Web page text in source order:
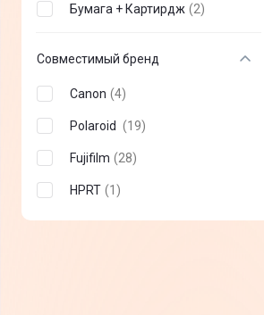
Бумага + Картирдж (2)
Совместимый бренд
Canon (4)
Polaroid (19)
Fujifilm (28)
HPRT (1 )